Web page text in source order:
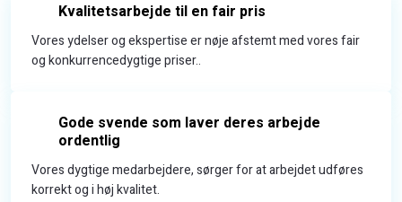
Kvalitetsarbejde til en fair pris
Vores ydelser og ekspertise er nøje afstemt med vores fair
og konkurrencedygtige priser..
Gode svende som laver deres arbejde
ordentlig
Vores dygtige medarbejdere, sørger for at arbejdet udføres
korrekt og i høj kvalitet.